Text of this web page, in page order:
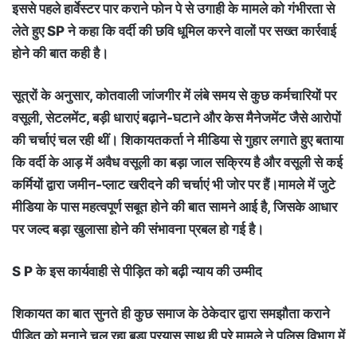
इससे पहले हार्वेस्टर पार कराने फोन पे से उगाही के मामले को गंभीरता से
लेते हुए SP ने कहा कि वर्दी की छवि धूमिल करने वालों पर सख्त कार्रवाई
होने की बात कही है।
सूत्रों के अनुसार, कोतवाली जांजगीर में लंबे समय से कुछ कर्मचारियों पर
वसूली, सेटलमेंट, बड़ी धाराएं बढ़ाने-घटाने और केस मैनेजमेंट जैसे आरोपों
की चर्चाएं चल रही थीं। शिकायतकर्ता ने मीडिया से गुहार लगाते हुए बताया
कि वर्दी के आड़ में अवैध वसूली का बड़ा जाल सक्रिय है और वसूली से कई
कर्मियों द्वारा जमीन-प्लाट खरीदने की चर्चाएं भी जोर पर हैं।मामले में जुटे
मीडिया के पास महत्वपूर्ण सबूत होने की बात सामने आई है, जिसके आधार
पर जल्द बड़ा खुलासा होने की संभावना प्रबल हो गई है।
S P के इस कार्यवाही से पीड़ित को बढ़ी न्याय की उम्मीद
शिकायत का बात सुनते ही कुछ समाज के ठेकेदार द्वारा समझौता कराने
पीड़ित को मनाने चल रहा बड़ा प्रयास साथ ही पूरे मामले ने पुलिस विभाग में